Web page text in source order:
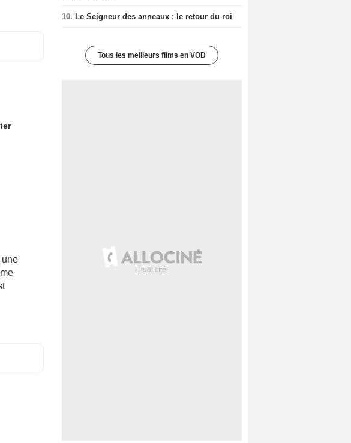
une
10. Le Seigneur des anneaux : le retour du roi
Tous les meilleurs films en VOD